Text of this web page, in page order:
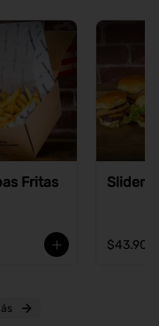
Fritas Sliders
$43.900